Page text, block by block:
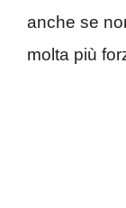
anche se
molta più